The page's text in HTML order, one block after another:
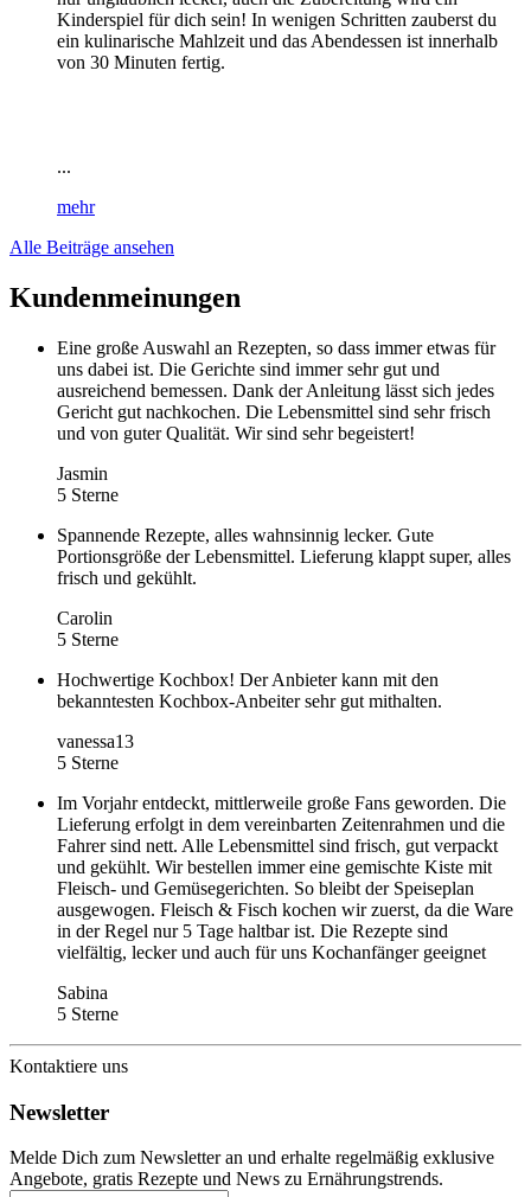
Kinderspiel für dich sein! In wenigen Schritten zauberst du
ein kulinarische Mahlzeit und das Abendessen ist innerhalb
von 30 Minuten fertig.
...
mehr
Alle Beiträge ansehen
Kundenmeinungen
Eine große Auswahl an Rezepten, so dass immer etwas für
uns dabei ist. Die Gerichte sind immer sehr gut und
ausreichend bemessen. Dank der Anleitung lässt sich jedes
Gericht gut nachkochen. Die Lebensmittel sind sehr frisch
und von guter Qualität. Wir sind sehr begeistert!
Jasmin
5 Sterne
Spannende Rezepte, alles wahnsinnig lecker. Gute
Portionsgröße der Lebensmittel. Lieferung klappt super, alles
frisch und gekühlt.
Carolin
5 Sterne
Hochwertige Kochbox! Der Anbieter kann mit den
bekanntesten Kochbox-Anbeiter sehr gut mithalten.
vanessa13
5 Sterne
Im Vorjahr entdeckt, mittlerweile große Fans geworden. Die
Lieferung erfolgt in dem vereinbarten Zeitenrahmen und die
Fahrer sind nett. Alle Lebensmittel sind frisch, gut verpackt
und gekühlt. Wir bestellen immer eine gemischte Kiste mit
Fleisch- und Gemüsegerichten. So bleibt der Speiseplan
ausgewogen. Fleisch & Fisch kochen wir zuerst, da die Ware
in der Regel nur 5 Tage haltbar ist. Die Rezepte sind
vielfältig, lecker und auch für uns Kochanfänger geeignet
Sabina
5 Sterne
Kontaktiere uns
Newsletter
Melde Dich zum Newsletter an und erhalte regelmäßig exklusive
Angebote, gratis Rezepte und News zu Ernährungstrends.